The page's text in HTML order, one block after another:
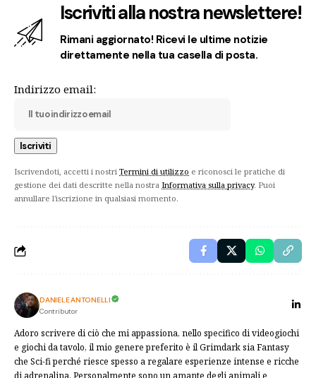
Iscriviti alla nostra newslettere!
Rimani aggiornato! Ricevi le ultime notizie
direttamente nella tua casella di posta.
Indirizzo email:
Iscrivendoti, accetti i nostri Termini di utilizzo e riconosci le pratiche di
gestione dei dati descritte nella nostra Informativa sulla privacy. Puoi
annullare l'iscrizione in qualsiasi momento.
DANIELE ANTONELLI
Contributor
Adoro scrivere di ciò che mi appassiona, nello specifico di videogiochi
e giochi da tavolo, il mio genere preferito è il Grimdark sia Fantasy
che Sci-fi perché riesce spesso a regalare esperienze intense e ricche